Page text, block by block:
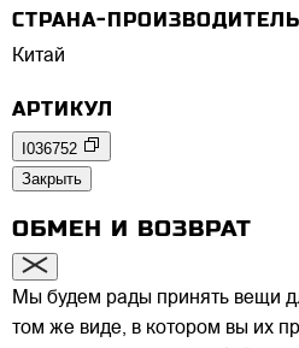
СТРАНА-ПРОИЗВОДИТЕЛЬ
Китай
АРТИКУЛ
I036752
Закрыть
ОБМЕН И ВОЗВРАТ
Мы будем рады принять вещи
том же виде, в котором вы их